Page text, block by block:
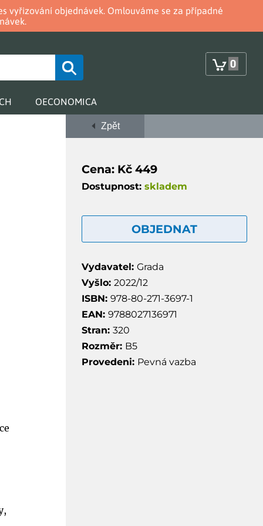
vyřizování objednávek. Omlouváme se za případné
0
OECONOMICA
Zpět
Cena: Kč 449
Dostupnost: skladem
OBJEDNAT
Vydavatel: Grada
Vyšlo: 2022/12
ISBN: 978-80-271-3697-1
EAN: 9788027136971
Stran: 320
Rozměr: B5
Provedeni: Pevná vazba